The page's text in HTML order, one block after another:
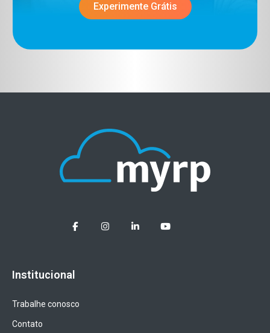
Experimente Grátis
Institucional
Trabalhe conosco
Contato